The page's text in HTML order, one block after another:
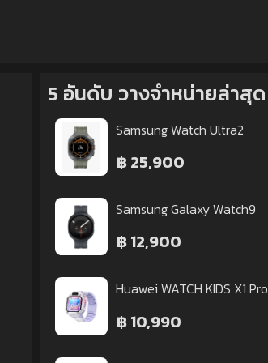
5 อันดับ วางจำหน่ายล่าสุด
Samsung Watch Ultra2
฿ 25,900
Samsung Galaxy Watch9
฿ 12,900
Huawei WATCH KIDS X1 Pro
฿ 10,990